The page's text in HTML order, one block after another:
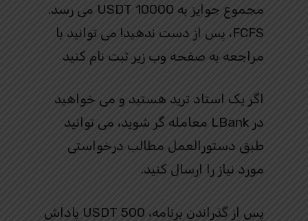
مجموع جوایز به 10000 USDT می رسد.
FCFS، پس از دست ندهید! می توانید با
مراجعه به صفحه وب زیر ثبت نام کنید
اگر یک استاد ترید هستید و می خواهید
در LBank معامله گر شوید، می توانید
طبق دستورالعمل مطالب درخواستی
مورد نیاز را ارسال کنید.
پس از گذراندن برنامه، 500 USDT پاداش